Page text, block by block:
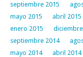
septiembre 2015
mayo 2015
abril 2015
enero 2015
septiembre 2014
mayo 2014
abril 2014